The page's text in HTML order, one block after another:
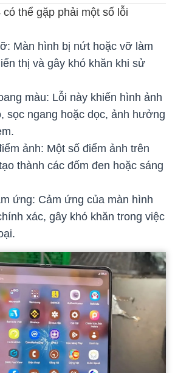
thể gặp phải một số lỗi
Màn hình bị nứt hoặc vỡ làm
thị và gây khó khăn khi sử
màu: Lỗi này khiến hình ảnh
sọc ngang hoặc dọc, ảnh hưởng
ảnh: Một số điểm ảnh trên
thành các đốm đen hoặc sáng
ứng: Cảm ứng của màn hình
xác, gây khó khăn trong việc